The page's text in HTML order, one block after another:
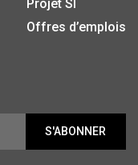
Projet SI
Offres d’emplois
S'ABONNER